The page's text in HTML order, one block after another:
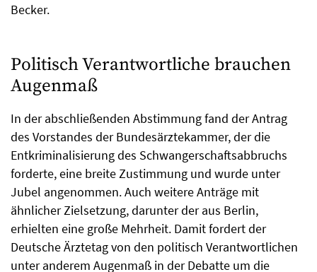
Becker.
Politisch Verantwortliche brauchen
Augenmaß
In der abschließenden Abstimmung fand der Antrag
des Vorstandes der Bundesärztekammer, der die
Entkriminalisierung des Schwangerschaftsabbruchs
forderte, eine breite Zustimmung und wurde unter
Jubel angenommen. Auch weitere Anträge mit
ähnlicher Zielsetzung, darunter der aus Berlin,
erhielten eine große Mehrheit. Damit fordert der
Deutsche Ärztetag von den politisch Verantwortlichen
unter anderem Augenmaß in der Debatte um die